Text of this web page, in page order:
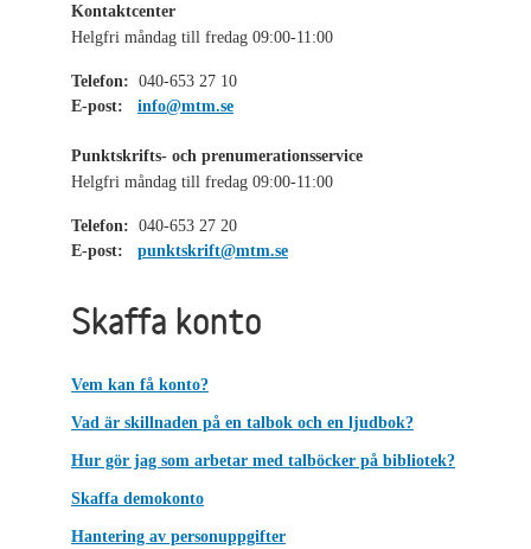
Kontaktcenter
Helgfri måndag till fredag 09:00-11:00
Telefon: 040-653 27 10
E-post:
info@mtm.se
Punktskrifts- och prenumerationsservice
Helgfri måndag till fredag 09:00-11:00
Telefon: 040-653 27 20
E-post:
punktskrift@mtm.se
Skaffa konto
Vem kan få konto?
Vad är skillnaden på en talbok och en ljudbok?
Hur gör jag som arbetar med talböcker på bibliotek?
Skaffa demokonto
Hantering av personuppgifter